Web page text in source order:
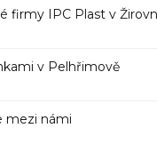
firmy IPC Plast v
v Pelhřimově
mezi námi